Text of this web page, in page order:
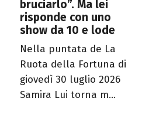
bruciarlo”. Ma lei
risponde con uno
show da 10 e lode
Nella puntata de La
Ruota della Fortuna di
giovedì 30 luglio 2026
Samira Lui torna m...